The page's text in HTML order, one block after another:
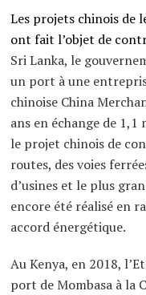
Les projets chinois de
ont fait l’objet de
Sri Lanka, le
un port à une
chinoise China
ans en échange de
le projet chinois de
routes, des voies
d’usines et le plus
encore été réalisé en
accord énergétique.
Au Kenya, en 2018,
port de Mombasa à la